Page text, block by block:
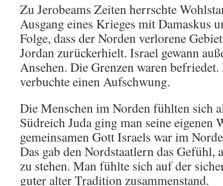
Zu Jerobeams Zeiten herrschte
Ausgang eines Krieges mit Damaskus
Folge, dass der Norden verlorene
Jordan zurückerhielt. Israel gewann
Ansehen. Die Grenzen waren
verbuchte einen Aufschwung.
Die Menschen im Norden fühlten sich
Südreich Juda ging man seine eigenen
gemeinsamen Gott Israels war im
Das gab den Nordstaatlern das Gefühl,
zu stehen. Man fühlte sich auf der
guter alter Tradition zusammenstand.